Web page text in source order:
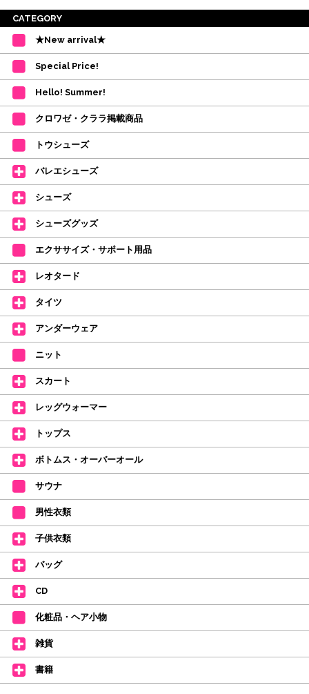
※ご注意
・受付順に発送を行いますので、日にち指定はお受けできません。上記の期
間を目安として下さい。
(目安は多少ずれこむ場合がございます。)
・在庫の確保は発送の直前に行います。カートに入れて注文完了となって
も、商品の確保はされておりません。
ご注文商品が在庫切れの場合は、上記お目安の頃にご連絡させていただき
ます。
カード決済をされたお客様は決済金額の変更をさせていただきます。
【ミルバ×たけいみき】オリジナルタオルが新登場!
レッスンのお供にはもちろん、毎日の持ち歩きやギフトにもぴったりのミル
バオリジナルタオルです。
たけいみきさんが描く「夢かわいい」バレエイラストが、そのままタオルに
なりました。
デラロミラノ2026コレクションの販売を開始しました☆
↑ご購入頂いたお客様に、デラロミラノのロゴ入りボールペンをプレゼント
中。
(お一人様1本限りになります)
価格改定のお知らせ
2026年4月1日よりシューズ全般、衣類など商品を値上げしました。
何卒ご理解いただけますようお願い申し上げます
【シューズのフィッティングについて】
全店、ご予約不要です(18:30まで)。タイツ・ソックス・トウパッドを
持参してください。
【ミルバ インスタグラム】←ここをクリック♪
皆さまのダンスライフをサポートできるようなさまざまな商品をご紹介して
おります。
【新商品はこちらから】 ←ここをクリック♪
CATEGORY
★New arrival★
Special Price!
Hello! Summer!
クロワゼ・クララ掲載商品
トウシューズ
バレエシューズ
シューズ
シューズグッズ
エクササイズ・サポート用品
レオタード
タイツ
アンダーウェア
ニット
スカート
レッグウォーマー
トップス
ボトムス・オーバーオール
サウナ
男性衣類
子供衣類
バッグ
CD
化粧品・ヘア小物
雑貨
書籍